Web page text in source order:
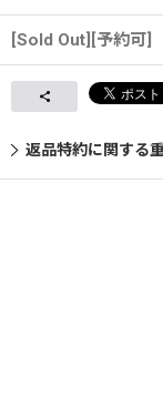
[Sold Out][予約可]
返品特約に関する